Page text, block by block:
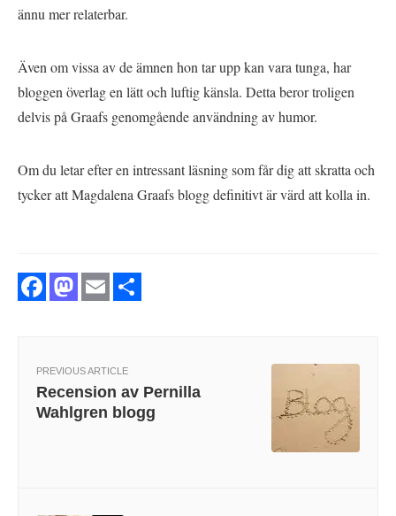
ännu mer relaterbar.
Även om vissa av de ämnen hon tar upp kan vara tunga, har
bloggen överlag en lätt och luftig känsla. Detta beror troligen
delvis på Graafs genomgående användning av humor.
Om du letar efter en intressant läsning som får dig att skratta och
tycker att Magdalena Graafs blogg definitivt är värd att kolla in.
Facebook
Mastodon
Email
Share
PREVIOUS ARTICLE
Recension av Pernilla
Wahlgren blogg